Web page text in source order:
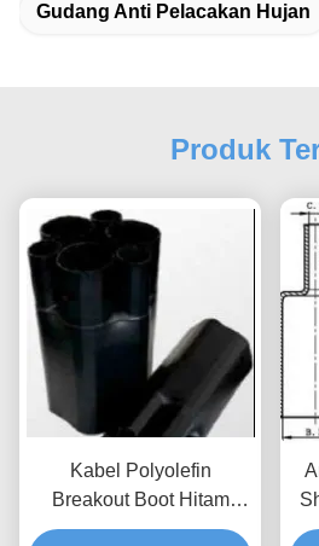
Gudang Anti Pelacakan Hujan
Produk
Kabel Polyolefin
Breakout Boot Hitam
Aksesoris Kabel Heat